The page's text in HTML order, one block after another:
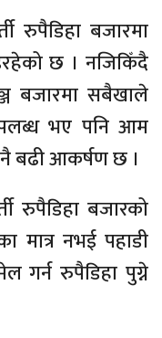
रुपैडिहा बजारमा
छ । नजिकिँदै
बजारमा सबैखाले
भए पनि आम
नै बढी आकर्षण छ ।
रुपैडिहा बजारको
मात्र नभई पहाडी
गर्न रुपैडिहा पुग्ने